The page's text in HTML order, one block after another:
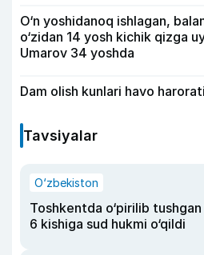
O‘n yoshidanoq ishlagan,
o‘zidan 14 yosh kichik qizga
Umarov 34 yoshda
Dam olish kunlari havo
Tavsiyalar
O‘zbekiston
Toshkentda o‘pirilib tushgan
6 kishiga sud hukmi o‘qildi